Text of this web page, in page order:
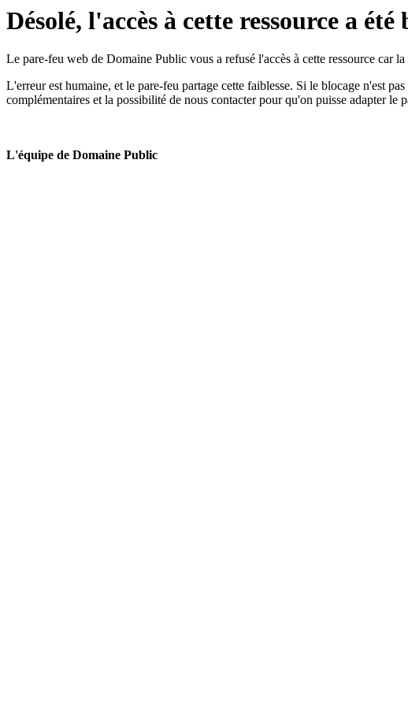
Désolé, l'accès à cette ressource a été
Le pare-feu web de Domaine Public vous a refusé l'accès à cette ressource car
L'erreur est humaine, et le pare-feu partage cette faiblesse. Si le blocage n'est
complémentaires et la possibilité de nous contacter pour qu'on puisse adapter le
L'équipe de Domaine Public